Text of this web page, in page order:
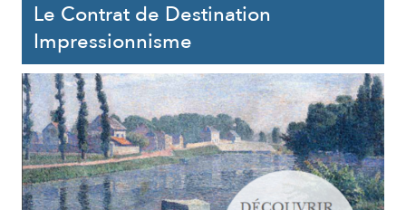
Le Contrat de Destination
Impressionnisme